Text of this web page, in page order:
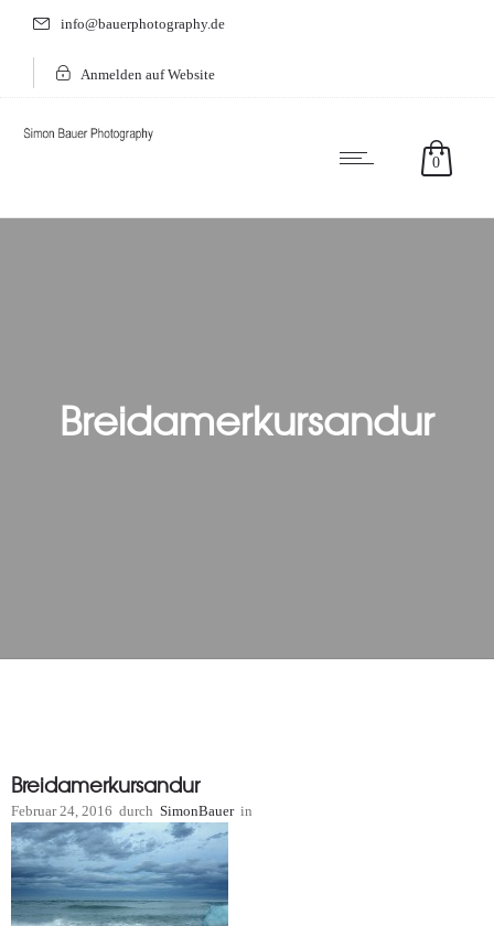
info@bauerphotography.de
Anmelden auf Website
0
Breidamerkursandur
Breidamerkursandur
Februar 24, 2016 durch SimonBauer in